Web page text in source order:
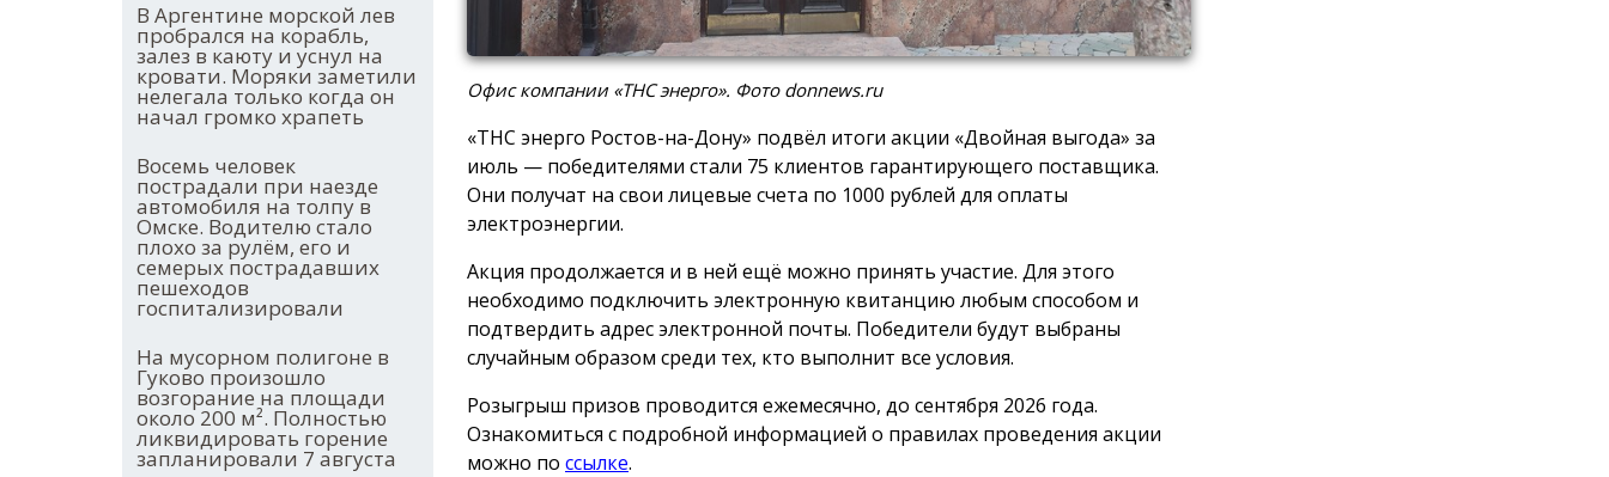
В Аргентине морской лев
пробрался на корабль,
залез в каюту и уснул на
кровати. Моряки заметили
нелегала только когда он
начал громко храпеть
Восемь человек
пострадали при наезде
автомобиля на толпу в
Омске. Водителю стало
плохо за рулём, его и
семерых пострадавших
пешеходов
госпитализировали
На мусорном полигоне в
Гуково произошло
возгорание на площади
около 200 м². Полностью
ликвидировать горение
запланировали 7 августа
Офис компании «ТНС энерго». Фото donnews.ru
«ТНС энерго Ростов-на-Дону» подвёл итоги акции «Двойная выгода» за
июль — победителями стали 75 клиентов гарантирующего поставщика.
Они получат на свои лицевые счета по 1000 рублей для оплаты
электроэнергии.
Акция продолжается и в ней ещё можно принять участие. Для этого
необходимо подключить электронную квитанцию любым способом и
подтвердить адрес электронной почты. Победители будут выбраны
случайным образом среди тех, кто выполнит все условия.
Розыгрыш призов проводится ежемесячно, до сентября 2026 года.
Ознакомиться с подробной информацией о правилах проведения акции
можно по ссылке.